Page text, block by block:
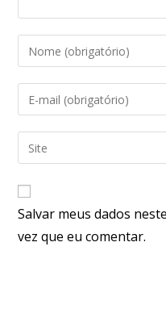
Salvar meus dados
vez que eu comentar.